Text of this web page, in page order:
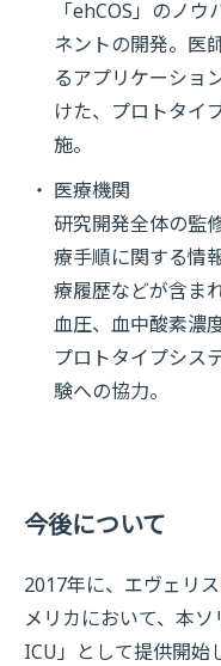
「ehCOS」のノ
ネントの開発。医
るアプリケーショ
けた、プロトタイ
施。
医療機関
研究開発全体の監
療手順に関する情
療履歴などが含ま
血圧、血中酸素濃
プロトタイプシス
験への協力。
今後について
2017年に、エヴェリ
メリカにおいて、本
ICU」として提供開始